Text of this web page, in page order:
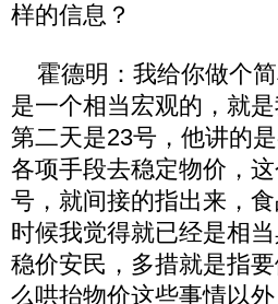
样的信息？
霍德明：我给你做个
是一个相当宏观的，就
第二天是23号，他讲的
各项手段去稳定物价，
号，就间接的指出来，
时候我觉得就已经是相
稳价安民，多措就是指
么哄抬物价这些事情以